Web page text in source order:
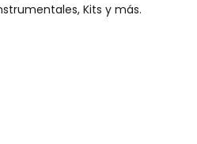
Kits y más.